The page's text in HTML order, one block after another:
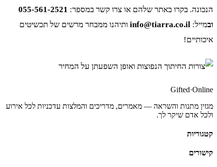
הנכונה. בקרו באתר שלהם או צרו קשר במספר: 055-561-2521
ובמייל: info@tiarra.co.il ותיהנו ממבחר מרשים של תכשיטים
איכותיים!
Gifted·Online
מגזין מתנות והשראה — מאמרים, מדריכים והמלצות עדכניות לכל אירוע
ולכל אדם שיקר לך.
קטגוריות
קישורים